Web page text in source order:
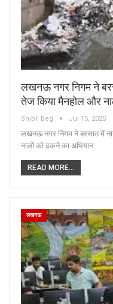
लखनऊ नगर निगम ने
तेज किया मैनहोल और
Shibli Beg Jul 15, 2025
लखनऊ नगर निगम ने बरसात में
नालों को ढकने का अभियान
READ MORE...
लखनऊ